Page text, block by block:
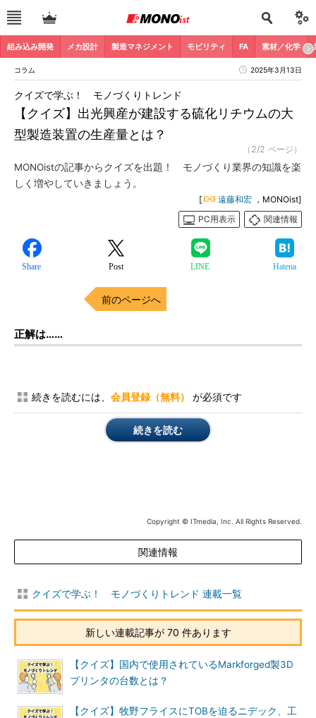
組み込み開発 メカ設計 製造マネジメント モビリティ FA 素材／化学
コラム 2025年3月13日
【クイズ】出光興産が建設する硫化リチウムの大
型製造装置の生産量とは？
クイズで学ぶ！ モノづくりトレンド
（2/2 ページ）
MONOistの記事からクイズを出題！ モノづくり業界の知識を楽
しく増やしていきましょう。
[ 遠藤和宏 ，MONOist]
PC用表示
関連情報
Share Post LINE Hatena
前のページへ
正解は……
続きを読むには、 会員登録（無料） が必須です
続きを読む
Copyright © ITmedia, Inc. All Rights Reserved.
関連情報
クイズで学ぶ！ モノづくりトレンド 連載一覧
新しい連載記事が 70 件あります
【クイズ】国内で使用されているMarkforged製3D
プリンタの台数とは？
【クイズ】牧野フライスにTOBを迫るニデック、工